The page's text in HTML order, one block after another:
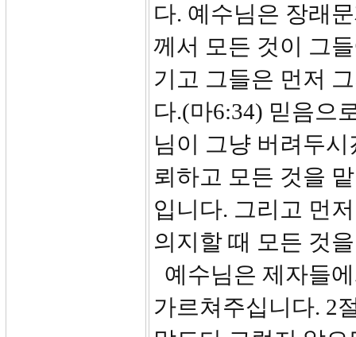
다. 예수님은 장래
께서 모든 것이 그
기고 그들은 먼저
다.(마6:34) 믿음으
님이 그냥 버려두
뢰하고 모든 것을
입니다. 그리고 먼
의지할 때 모든 것
예수님은 제자들
가르쳐주십니다. 2